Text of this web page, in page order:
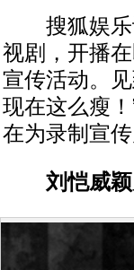
搜狐娱乐
视剧，开播
宣传活动。
现在这么瘦
在为录制宣
刘恺威颖